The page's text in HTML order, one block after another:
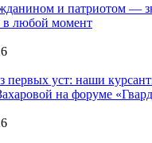
и патриотом —
в любой момент
первых уст: наши
на форуме